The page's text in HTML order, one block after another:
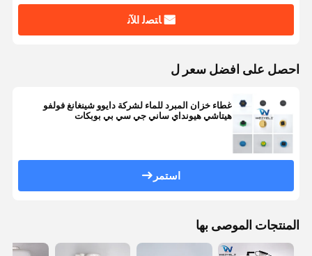
ﺎﺘﺼﻟ ﺍﻶﻧ
احصل على افضل سعر ل
غطاء خزان المبرد للماء لشركة دايوو شينغانغ فولفو
هيتاشي هيونداي ساني جي سي بي بوبكات
استمر
المنتجات الموصى بها